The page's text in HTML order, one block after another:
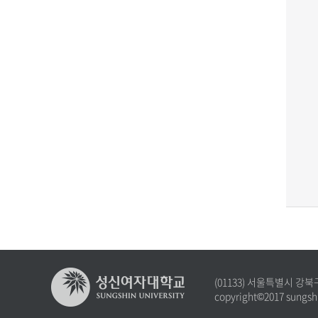
(01133) 서울특별시 강
copyright©2017